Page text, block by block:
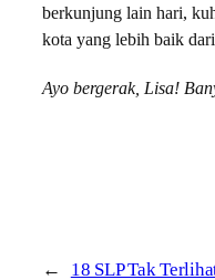
berkunjung lain hari,
kota yang lebih baik
Ayo bergerak, Lisa!
← 18 SLP Tak